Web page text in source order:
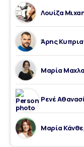
Λουίζα
Άρης
Μαρία
Ρενέ
Μαρία